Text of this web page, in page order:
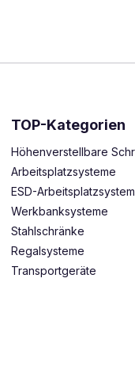
TOP-Kategorien
Höhenverstellbare
Arbeitsplatzsysteme
ESD-
Werkbanksysteme
Stahlschränke
Regalsysteme
Transportgeräte